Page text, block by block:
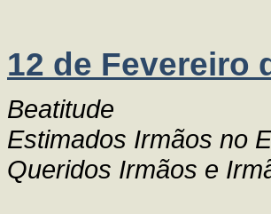
12 de Fevereiro
Beatitude
Estimados Irmãos no
Queridos Irmãos e